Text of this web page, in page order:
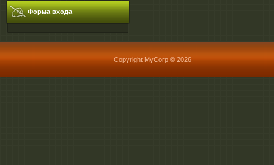
Форма входа
Copyright MyCorp © 2026